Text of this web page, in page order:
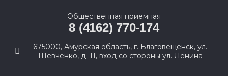
Общественная приемная
8 (4162) 770-174
675000, Амурская область, г. Благовещенск, ул.
Шевченко, д. 11, вход со стороны ул. Ленина